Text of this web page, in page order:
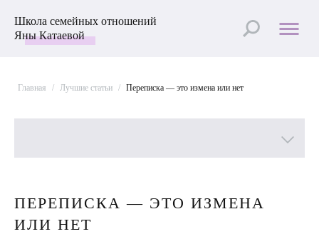
Школа семейных отношений
Яны Катаевой
Главная / Лучшие статьи / Переписка — это измена или нет
ПЕРЕПИСКА — ЭТО ИЗМЕНА
ИЛИ НЕТ
Лучшие статьи